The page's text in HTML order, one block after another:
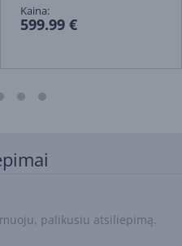
Kaina:
599.99 €
palikusiu atsiliepimą.